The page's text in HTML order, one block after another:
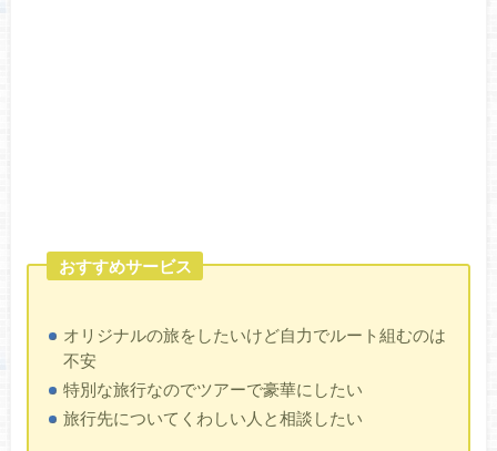
おすすめサービス
オリジナルの旅をしたいけど自力でルート組むのは
不安
特別な旅行なのでツアーで豪華にしたい
旅行先についてくわしい人と相談したい